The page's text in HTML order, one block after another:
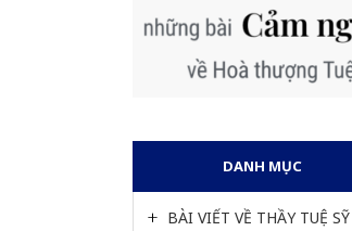
DANH MỤC
BÀI VIẾT VỀ THẦY TUỆ SỸ